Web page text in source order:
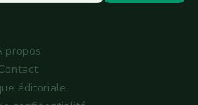
propos
éditoriale